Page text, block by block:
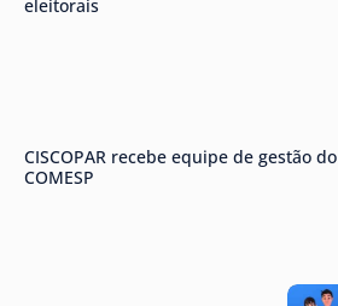
eleitorais
CISCOPAR recebe equipe de gestão do
COMESP